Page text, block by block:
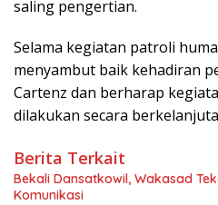
saling pengertian.
Selama kegiatan patroli
menyambut baik kehadiran
Cartenz dan berharap
dilakukan secara
Berita Terkait
Bekali Dansatkowil, Wakasad
Komunikasi